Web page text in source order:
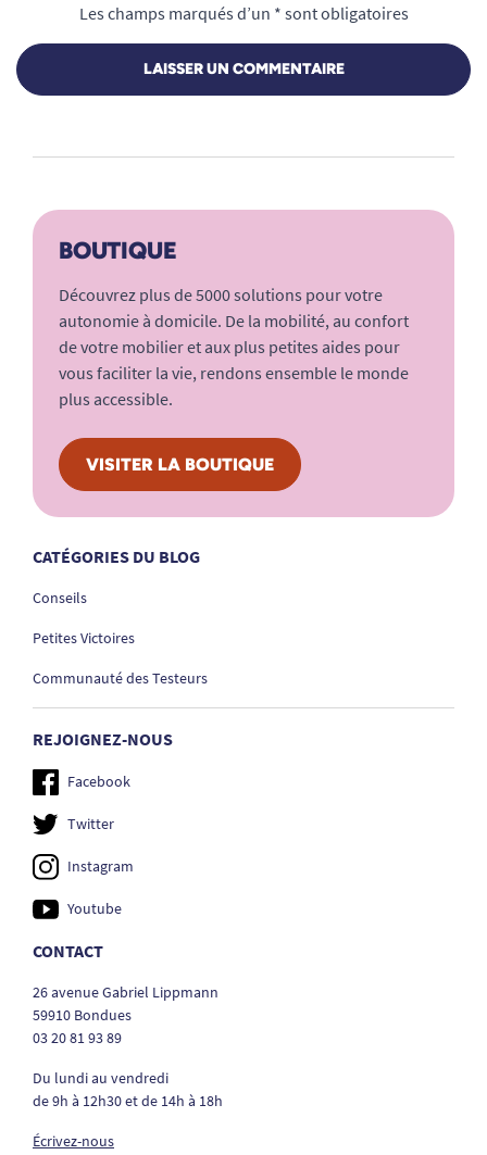
Les champs marqués d’un * sont obligatoires
LAISSER UN COMMENTAIRE
BOUTIQUE
Découvrez plus de 5000 solutions pour votre
autonomie à domicile. De la mobilité, au confort
de votre mobilier et aux plus petites aides pour
vous faciliter la vie, rendons ensemble le monde
plus accessible.
VISITER LA BOUTIQUE
CATÉGORIES DU BLOG
Conseils
Petites Victoires
Communauté des Testeurs
REJOIGNEZ-NOUS
Facebook
Twitter
Instagram
Youtube
CONTACT
26 avenue Gabriel Lippmann
59910 Bondues
03 20 81 93 89
Du lundi au vendredi
de 9h à 12h30 et de 14h à 18h
Écrivez-nous